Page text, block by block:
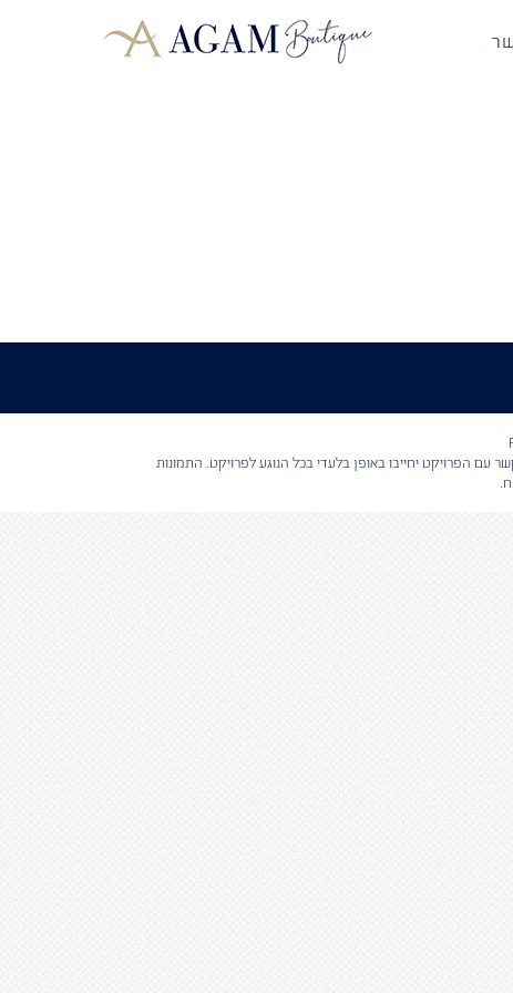
הפרויקט יחייבו באופן בלעדי בכל הנוגע לפרויקט. התמונות